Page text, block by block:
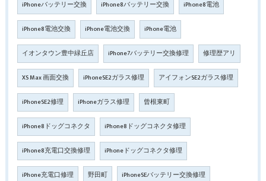
iPhoneバッテリー交換 iPhone8バッテリー交換 iPhone8電池
iPhone8電池交換 iPhone電池交換 iPhone電池
イオンタウン豊中緑丘店 iPhone7バッテリー交換修理 修理歴アリ
XS Max 画面交換 iPhoneSE2ガラス修理 アイフォンSE2ガラス修理
iPhoneSE2修理 iPhoneガラス修理 曾根東町
iPhone8ドッグコネクタ iPhone8ドッグコネクタ修理
iPhone8充電口交換修理 iPhoneドッグコネクタ修理
iPhone充電口修理 野田町 iPhoneSEバッテリー交換修理